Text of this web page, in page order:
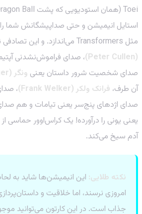
استایل انیمیشن و حتی صداپیشگانش شما را
مثل Transformers می‌اندازد. و این تصادفی نیست!
(Peter Cullen)
، صدای فراموش‌نشدنی
صدای شخصیت شرور داستان یعنی ونگر (Venger)
آن طرف، فرانک ولکر (Frank Welker)
،
صدای اژدهای پنج‌سر یعنی تیامات و هم
یعنی یونی را درآورده! یک کراس‌اوور حماسی
آدم سیخ می‌کند.
نکته طلایی: این انیمیشن‌ها شاید به
امروزی نرسند، اما خلاقیت و
جذاب است. در این کارتون می‌توانید